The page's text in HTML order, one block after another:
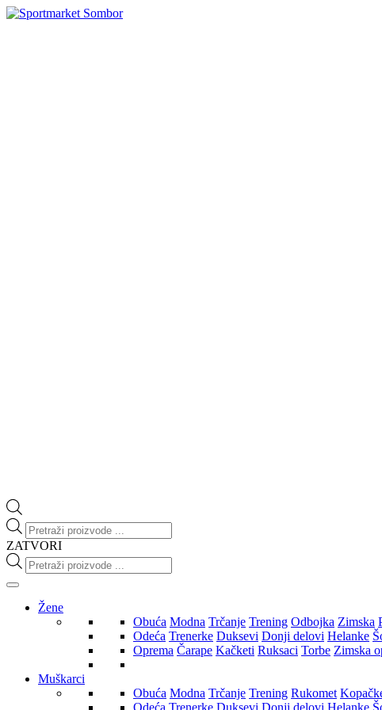
Products
search
ZATVORI
Products
search
Žene
Obuća Modna Trčanje Trening Odbojka Zimska
Odeća Trenerke Duksevi Donji delovi Helanke
Oprema Čarape Kačketi Ruksaci Torbe Zimska
Muškarci
Obuća Modna Trčanje Trening Rukomet
Odeća Trenerke Duksevi Donji delovi Helanke